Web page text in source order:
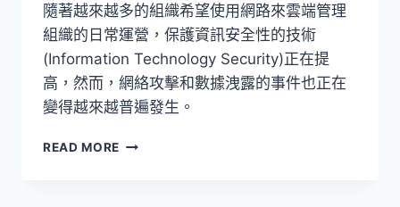
隨著越來越多的組織希望使用網路來雲端管理
組織的日常運營，保護資訊安全性的技術
(Information Technology Security)正在提
高，然而，網絡攻擊和數據洩露的事件也正在
變得越來越普遍發生。
READ MORE 量